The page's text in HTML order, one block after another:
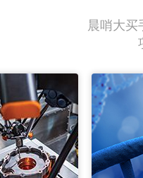
晨哨大买